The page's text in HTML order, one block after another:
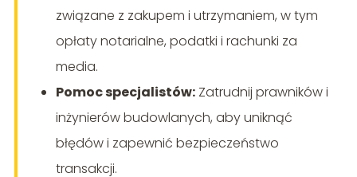
związane z zakupem i utrzymaniem, w tym
opłaty notarialne, podatki i rachunki za
media.
Pomoc specjalistów:Zatrudnij prawników i
inżynierów budowlanych, aby uniknąć
błędów i zapewnić bezpieczeństwo
transakcji.